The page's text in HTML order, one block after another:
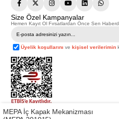
Size Özel Kampanyalar
Hemen Kayıt Ol Fırsatlardan Önce Sen
Üyelik koşullarını vekişisel verilerimin
Telif Hakkı © 2026Afeks Yapı
MEPA İç Kapak Mekanizması